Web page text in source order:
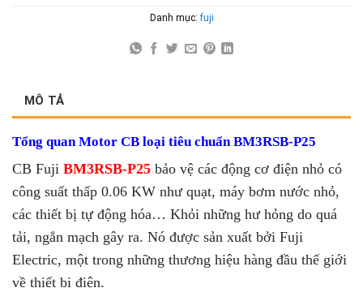
Danh mục:fuji
MÔ TẢ
Tổng quan Motor CB loại tiêu chuẩn BM3RSB-P25
CB Fuji BM3RSB-P25 bảo vệ các động cơ điện nhỏ có
công suất thấp 0.06 KW như quạt, máy bơm nước nhỏ,
các thiết bị tự động hóa… Khỏi những hư hỏng do quá
tải, ngắn mạch gây ra. Nó được sản xuất bởi Fuji
Electric, một trong những thương hiệu hàng đầu thế giới
về thiết bị điện.